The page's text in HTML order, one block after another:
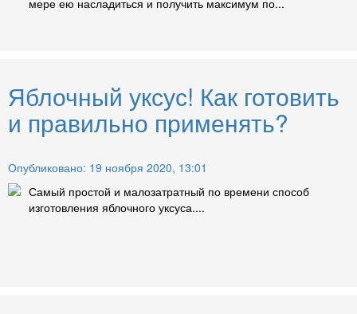
мере ею насладиться и получить максимум по...
Яблочный уксус! Как готовить
и правильно применять?
Опубликовано: 19 ноября 2020, 13:01
Самый простой и малозатратный по времени способ
изготовления яблочного уксуса....